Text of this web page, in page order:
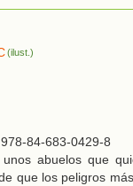
(ilust.)
978-84-683-0429-8
abuelos que
que los peligros